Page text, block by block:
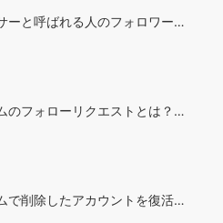
ーと呼ばれる人のフォロワー…
のフォローリクエストとは？…
で削除したアカウントを復活…